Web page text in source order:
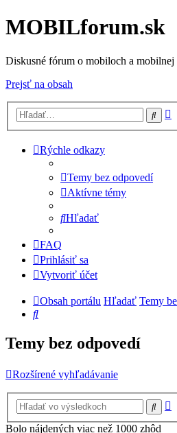
MOBILforum.sk
Diskusné fórum o mobiloch a
Prejsť na obsah
Hľadať
Rýchle odkazy
Temy bez odpovedí
Aktívne témy
Hľadať
FAQ
Prihlásiť sa
Vytvoriť účet
Obsah portálu Hľadať Temy
Hľadať
Temy bez odpovedí
Rozšírené vyhľadávanie
Hľadať
Bolo nájdených viac než 1000 zhôd